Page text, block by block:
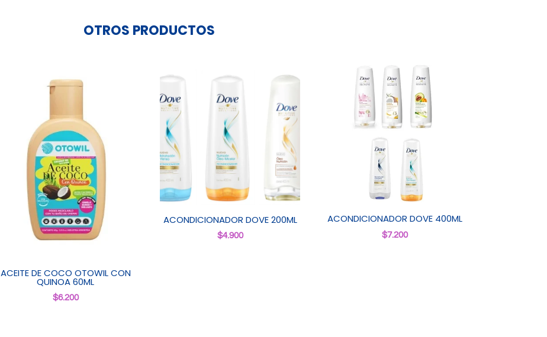
OTROS PRODUCTOS
ACEITE DE COCO OTOWIL CON
QUINOA 60ML
$6.200
ACONDICIONADOR DOVE 200ML
$4.900
ACONDICIONADOR DOVE 400ML
$7.200